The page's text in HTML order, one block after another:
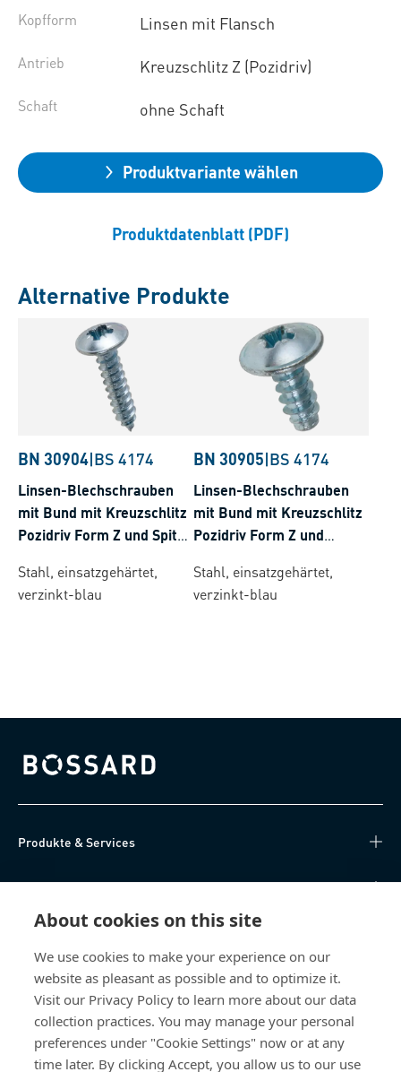
About cookies on this site
We use cookies to make your experience on our
website as pleasant as possible and to optimize it.
Visit our Privacy Policy to learn more about our data
collection practices. You may manage your personal
preferences under "Cookie Settings" now or at any
time later. By clicking Accept, you allow us to our use
Kopfform Linsen mit Flansch
Antrieb Kreuzschlitz Z (Pozidriv)
Schaft ohne Schaft
Produktvariante wählen
Produktdatenblatt (PDF)
Alternative Produkte
BN 30904|BS 4174
Linsen-Blechschrauben
mit Bund mit Kreuzschlitz
Pozidriv Form Z und Spitze
Stahl, einsatzgehärtet,
verzinkt-blau
BN 30905|BS 4174
Linsen-Blechschrauben
mit Bund mit Kreuzschlitz
Pozidriv Form Z und
Stahl, einsatzgehärtet,
verzinkt-blau
Bossard homepage
Produkte & Services
Wissen
Über uns
Bossard Schweiz
Steinhauserstrasse 70